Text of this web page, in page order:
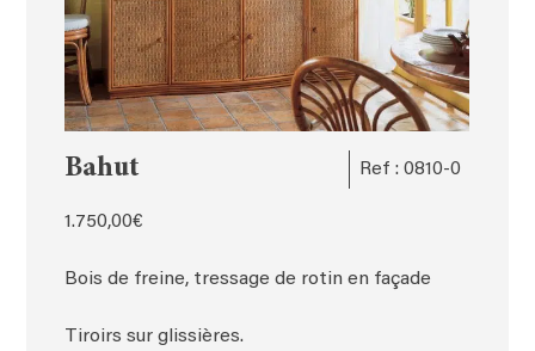
Bahut Ref : 0810-0
1.750,00€
Bois de freine, tressage de rotin en façade
Tiroirs sur glissières.